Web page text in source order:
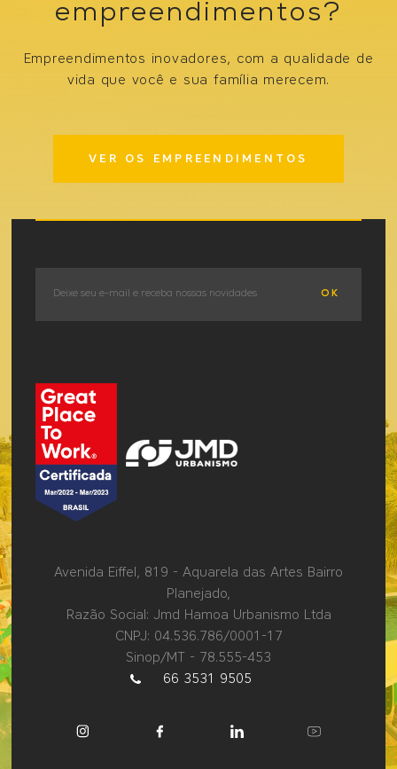
empreendimentos?
Empreendimentos inovadores, com a qualidade de
vida que você e sua família merecem.
VER OS EMPREENDIMENTOS
OK
Avenida Eiffel, 819 - Aquarela das Artes Bairro
Planejado,
Razão Social: Jmd Hamoa Urbanismo Ltda
CNPJ: 04.536.786/0001-17
Sinop/MT - 78.555-453
66 3531 9505